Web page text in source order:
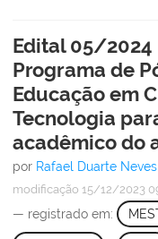
Edital 05/2024
Programa de
Educação em
Tecnologia
acadêmico do
por Rafael Duarte Neves
modificação 15/12/2023
— registrado em: